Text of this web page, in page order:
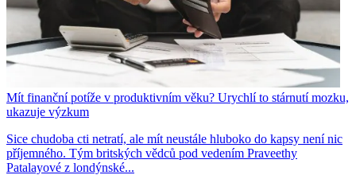
Mít finanční potíže v produktivním věku? Urychlí to stárnutí mozku,
ukazuje výzkum
Sice chudoba cti netratí, ale mít neustále hluboko do kapsy není nic
příjemného. Tým britských vědců pod vedením Praveethy
Patalayové z londýnské...